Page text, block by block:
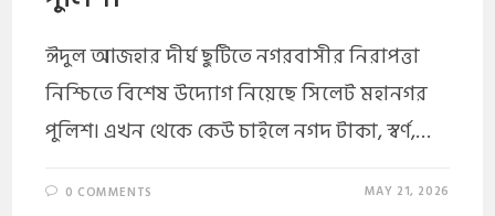
ঈদুল আজহার দীর্ঘ ছুটিতে নগরবাসীর নিরাপত্তা
নিশ্চিতে বিশেষ উদ্যোগ নিয়েছে সিলেট মহানগর
পুলিশ। এখন থেকে কেউ চাইলে নগদ টাকা, স্বর্ণ,…
0 COMMENTS MAY 21, 2026